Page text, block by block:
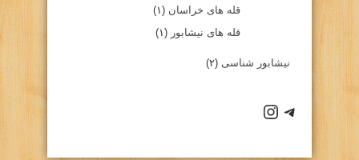
قله های خراسان (۱)
قله های نیشابور (۱)
نیشابور شناسی (۲)
كانال تلگرام باشگاه
صفحه اينستاگرام باشگاه